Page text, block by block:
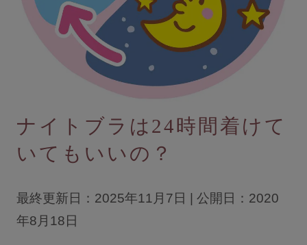
すべてのブラジャー
人気ランキング
ナイトブラ／夜用ブラ
ノンワイヤーブラ
全商品一覧
ナイトブラは24時間着けて
いてもいいの？
最終更新日：2025年11月7日 | 公開日：2020
年8月18日